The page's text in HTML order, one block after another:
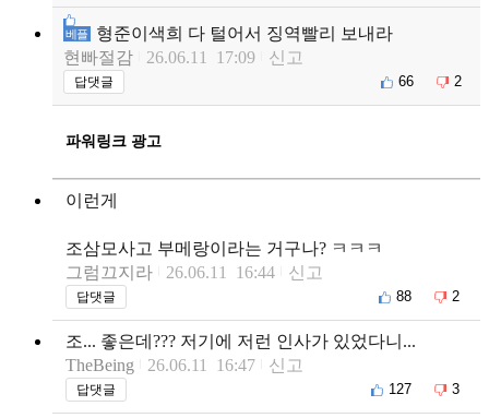
베플
형준이색희 다 털어서 징역빨리 보내라
현빠절감
26.06.11 17:09 신고
답댓글 66 2
파워링크 광고
이런게
조삼모사고 부메랑이라는 거구나? ㅋㅋㅋ
그럼끄지라
26.06.11 16:44 신고
답댓글 88 2
조... 좋은데??? 저기에 저런 인사가 있었다니...
TheBeing
26.06.11 16:47 신고
답댓글 127 3